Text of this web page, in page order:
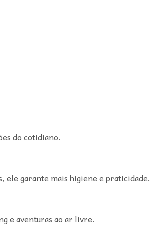
do cotidiano.
ele garante mais higiene e praticidade.
e aventuras ao ar livre.